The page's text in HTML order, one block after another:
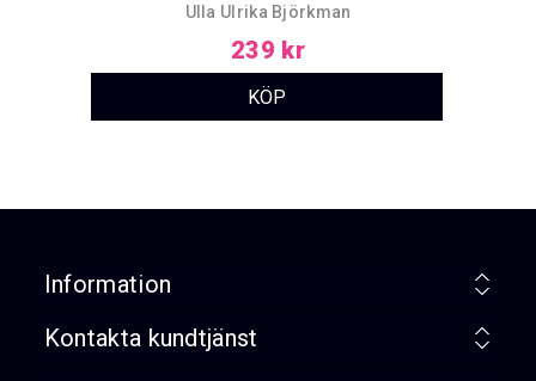
Ulla Ulrika Björkman
239 kr
Information
Kontakta kundtjänst